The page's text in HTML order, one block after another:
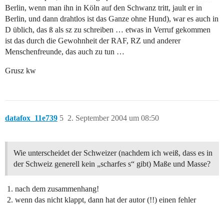
Berlin, wenn man ihn in Köln auf den Schwanz tritt, jault er in
Berlin, und dann drahtlos ist das Ganze ohne Hund), war es auch in
D üblich, das ß als sz zu schreiben … etwas in Verruf gekommen
ist das durch die Gewohnheit der RAF, RZ und anderer
Menschenfreunde, das auch zu tun …
Grusz kw
datafox_11e739 2. September 2004 um 08:50
5
Wie unterscheidet der Schweizer (nachdem ich weiß, dass es in
der Schweiz generell kein „scharfes s“ gibt) Maße und Masse?
nach dem zusammenhang!
wenn das nicht klappt, dann hat der autor (!!) einen fehler